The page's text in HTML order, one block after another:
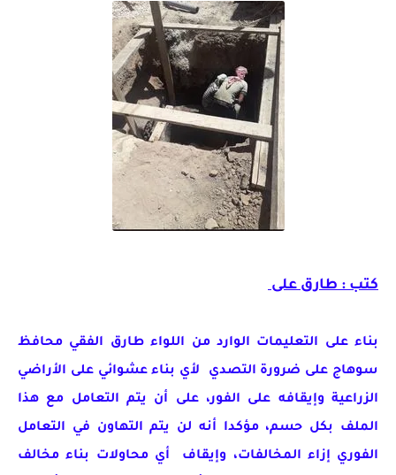
كتب : طارق على
بناء على التعليمات الوارد من اللواء طارق الفقي محافظ
سوهاج على ضرورة التصدي لأي بناء عشوائي على الأراضي
الزراعية وإيقافه على الفور، على أن يتم التعامل مع هذا
الملف بكل حسم، مؤكدا أنه لن يتم التهاون في التعامل
الفوري إزاء المخالفات، وإيقاف أي محاولات بناء مخالف